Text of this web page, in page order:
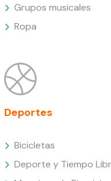
Grupos musicales
Ropa
Deportes
Bicicletas
Deporte y Tiempo